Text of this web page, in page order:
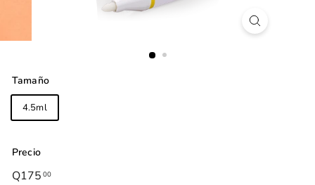
Tamaño
4.5ml
Precio
Precio
Q175 00Q175.00